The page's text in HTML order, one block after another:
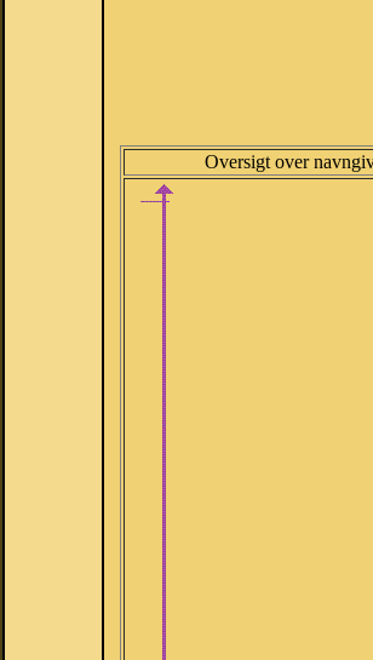
Oversigt over